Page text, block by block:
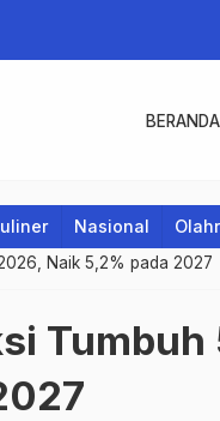
BERANDA
Nasional
Naik 5,2% pada 2027
Tumbuh